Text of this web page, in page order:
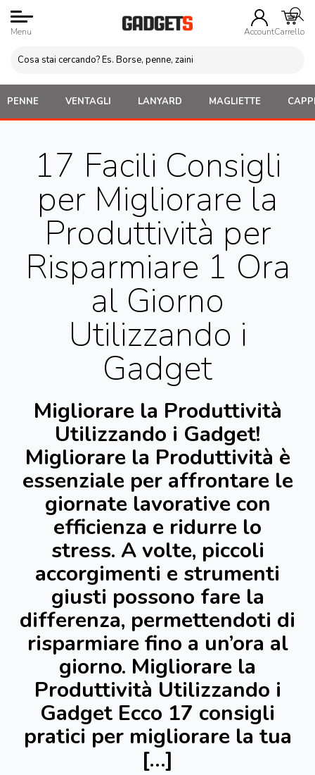
Menu AccountCarrello
PENNE VENTAGLI LANYARD MAGLIETTE
17 Facili Consigli
per Migliorare la
Produttività per
Risparmiare 1 Ora
al Giorno
Utilizzando i
Gadget
Migliorare la Produttività
Utilizzando i Gadget!
Migliorare la Produttività è
essenziale per affrontare le
giornate lavorative con
efficienza e ridurre lo
stress. A volte, piccoli
accorgimenti e strumenti
giusti possono fare la
differenza, permettendoti di
risparmiare fino a un’ora al
giorno. Migliorare la
Produttività Utilizzando i
Gadget Ecco 17 consigli
pratici per migliorare la tua
[…]